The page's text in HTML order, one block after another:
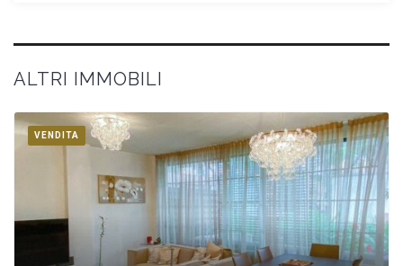
ALTRI IMMOBILI
VENDITA